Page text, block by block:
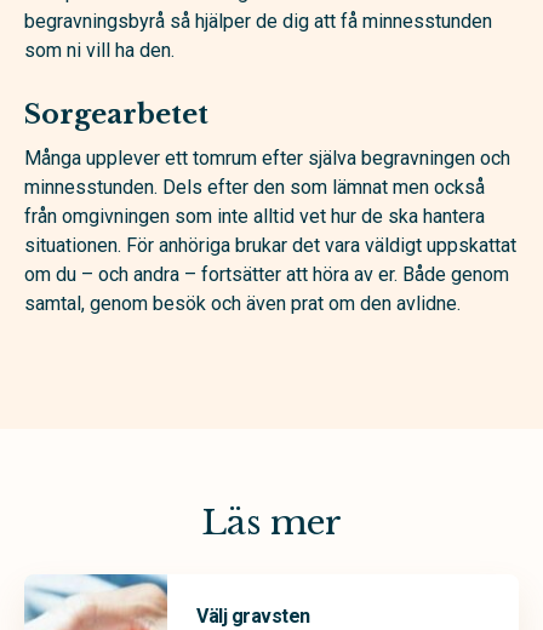
begravningsbyrå så hjälper de dig att få minnesstunden
som ni vill ha den.
Sorgearbetet
Många upplever ett tomrum efter själva begravningen och
minnesstunden. Dels efter den som lämnat men också
från omgivningen som inte alltid vet hur de ska hantera
situationen. För anhöriga brukar det vara väldigt uppskattat
om du – och andra – fortsätter att höra av er. Både genom
samtal, genom besök och även prat om den avlidne.
Läs mer
Välj gravsten